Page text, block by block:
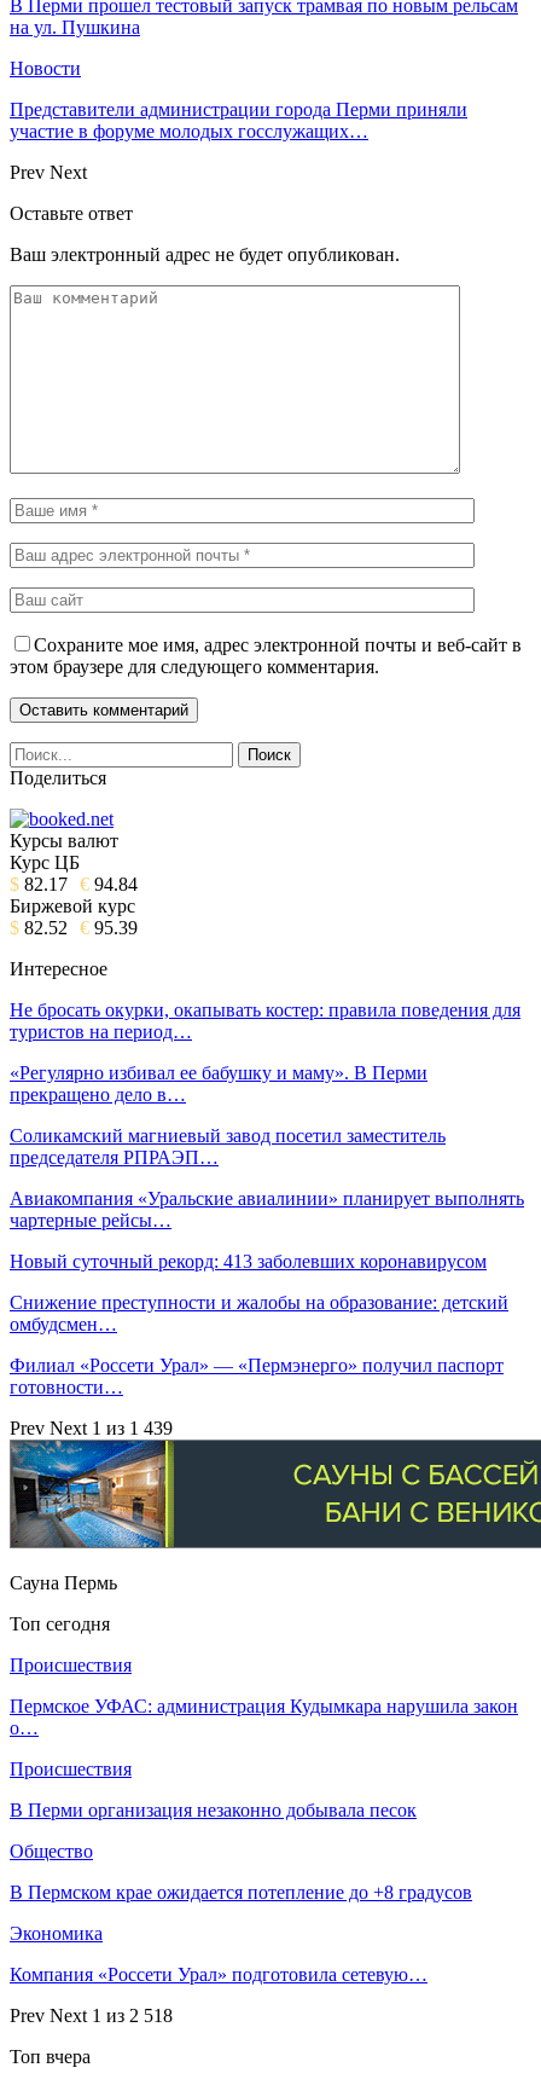
В Перми прошел тестовый запуск трамвая по новым рельсам
на ул. Пушкина
Новости
Представители администрации города Перми приняли
участие в форуме молодых госслужащих…
Prev Next
Оставьте ответ
Ваш электронный адрес не будет опубликован.
Сохраните мое имя, адрес электронной почты и веб-сайт в
этом браузере для следующего комментария.
Поделиться
Курсы валют
Курс ЦБ
$ 82.17 € 94.84
Биржевой курс
$ 82.52 € 95.39
Интересное
Не бросать окурки, окапывать костер: правила поведения для
туристов на период…
«Регулярно избивал ее бабушку и маму». В Перми
прекращено дело в…
Соликамский магниевый завод посетил заместитель
председателя РПРАЭП…
Авиакомпания «Уральские авиалинии» планирует выполнять
чартерные рейсы…
Новый суточный рекорд: 413 заболевших коронавирусом
Снижение преступности и жалобы на образование: детский
омбудсмен…
Филиал «Россети Урал» — «Пермэнерго» получил паспорт
готовности…
Prev Next 1 из 1 439
Сауна Пермь
Топ сегодня
Происшествия
Пермское УФАС: администрация Кудымкара нарушила закон
о…
Происшествия
В Перми организация незаконно добывала песок
Общество
В Пермском крае ожидается потепление до +8 градусов
Экономика
Компания «Россети Урал» подготовила сетевую…
Prev Next 1 из 2 518
Топ вчера